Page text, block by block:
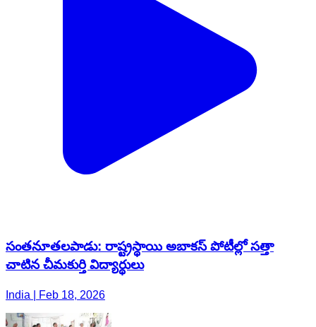
సంతనూతలపాడు: రాష్ట్రస్థాయి అబాకస్ పోటీల్లో సత్తా
చాటిన చీమకుర్తి విద్యార్థులు
India | Feb 18, 2026